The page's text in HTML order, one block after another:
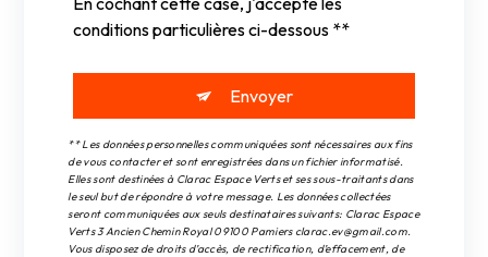
conditions particulières ci-dessous **
Envoyer
** Les données personnelles communiquées sont nécessaires aux fins
de vous contacter et sont enregistrées dans un fichier informatisé.
Elles sont destinées à Clarac Espace Verts et ses sous-traitants dans
le seul but de répondre à votre message. Les données collectées
seront communiquées aux seuls destinataires suivants: Clarac Espace
Verts 3 Ancien Chemin Royal 09100 Pamiers clarac.ev@gmail.com.
Vous disposez de droits d’accès, de rectification, d’effacement, de